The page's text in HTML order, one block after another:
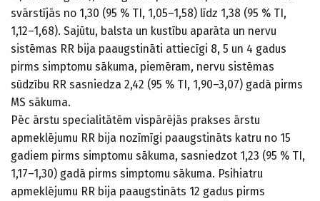
svārstījās no 1,30 (95 % TI, 1,05–1,58) līdz 1,38 (95 % TI,
1,12–1,68). Sajūtu, balsta un kustību aparāta un nervu
sistēmas RR bija paaugstināti attiecīgi 8, 5 un 4 gadus
pirms simptomu sākuma, piemēram, nervu sistēmas
sūdzību RR sasniedza 2,42 (95 % TI, 1,90–3,07) gadā pirms
MS sākuma.
Pēc ārstu specialitātēm vispārējās prakses ārstu
apmeklējumu RR bija nozīmīgi paaugstināts katru no 15
gadiem pirms simptomu sākuma, sasniedzot 1,23 (95 % TI,
1,17–1,30) gadā pirms simptomu sākuma. Psihiatru
apmeklējumu RR bija paaugstināts 12 gadus pirms